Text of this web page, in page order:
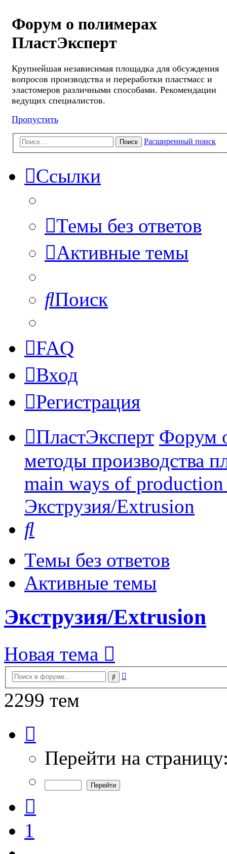
Форум о полимерах
ПластЭксперт
Крупнейшая независимая площадка для обсуждения
вопросов производства и переработки пластмасс и
эластомеров различными способами. Рекомендации
ведущих специалистов.
Пропустить
Поиск Расширенный поиск
Ссылки
Темы без ответов
Активные темы
Поиск
FAQ
Вход
Регистрация
ПластЭксперт Форум
методы производства
main ways of
Экструзия/Extrusion
Темы без ответов
Активные темы
Экструзия/Extrusion
Новая тема
Поиск
2299 тем
из
Перейти на
1